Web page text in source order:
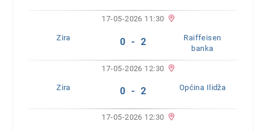
17-05-2026 11:30
Zira 0 - 2
Raiffeisen
banka
17-05-2026 12:30
Zira 0 - 2 Općina Ilidža
17-05-2026 12:30